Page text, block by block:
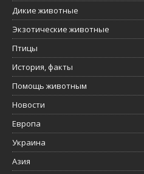
Дикие животные
Экзотические животные
Птицы
История, факты
Помощь животным
Новости
Европа
Украина
Азия